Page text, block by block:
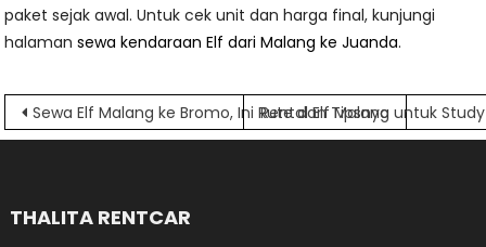
paket sejak awal. Untuk cek unit dan harga final, kunjungi
halamansewa kendaraan Elf dari Malang ke Juanda.
Navigasi
Sewa Elf Malang ke Bromo, Ini Rute dan Tipsnya
Rental Elf Malang untuk
THALITA RENTCAR